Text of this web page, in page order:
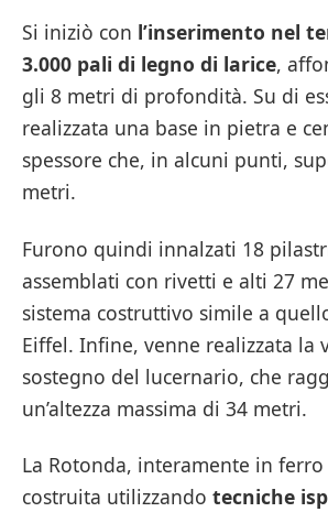
Si iniziò con l’inserimento nel
3.000 pali di legno di larice,
gli 8 metri di profondità. Su di
realizzata una base in pietra e
spessore che, in alcuni punti,
metri.
Furono quindi innalzati 18
assemblati con rivetti e alti 27
sistema costruttivo simile a
Eiffel. Infine, venne realizzata la
sostegno del lucernario, che
un’altezza massima di 34 metri.
La Rotonda, interamente in ferro
costruita utilizzando tecniche